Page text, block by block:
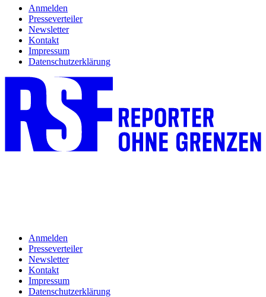
Anmelden
Presseverteiler
Newsletter
Kontakt
Impressum
Datenschutzerklärung
Anmelden
Presseverteiler
Newsletter
Kontakt
Impressum
Datenschutzerklärung